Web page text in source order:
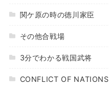
関ケ原の時の徳川家臣
その他合戦場
3分でわかる戦国武将
CONFLICT OF NATIONS